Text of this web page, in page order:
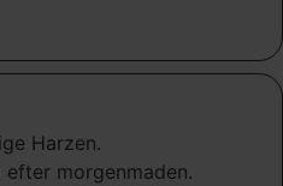
Harzen.
morgenmaden.